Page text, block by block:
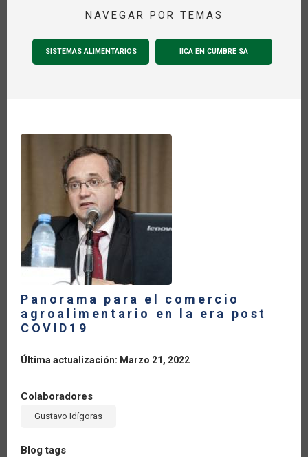
NAVEGAR POR TEMAS
SISTEMAS ALIMENTARIOS IICA EN CUMBRE SA
Panorama para el comercio
agroalimentario en la era post
COVID19
Última actualización: Marzo 21, 2022
Colaboradores
Gustavo Idígoras
Blog tags